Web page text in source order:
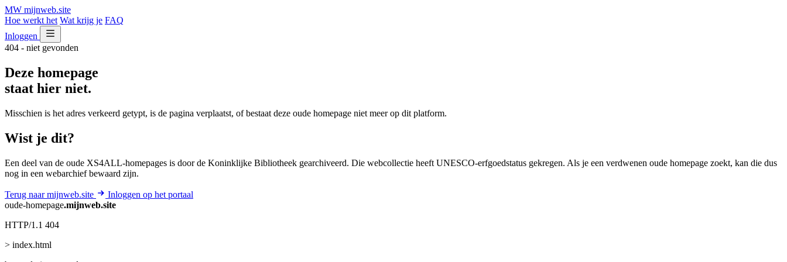
MW mijnweb.site
Hoe werkt het Wat krijg je FAQ
Inloggen
404 - niet gevonden
Deze homepage
staat hier niet.
Misschien is het adres verkeerd getypt, is de pagina verplaatst, of bestaat deze oude homepage niet meer op dit platform.
Wist je dit?
Een deel van de oude XS4ALL-homepages is door de Koninklijke Bibliotheek gearchiveerd. Die webcollectie heeft UNESCO-erfgoedstatus gekregen. Als je een verdwenen oude homepage zoekt, kan die dus
nog in een webarchief bewaard zijn.
Terug naar mijnweb.site
Inloggen op het portaal
oude-homepage.mijnweb.site
HTTP/1.1 404
> index.html